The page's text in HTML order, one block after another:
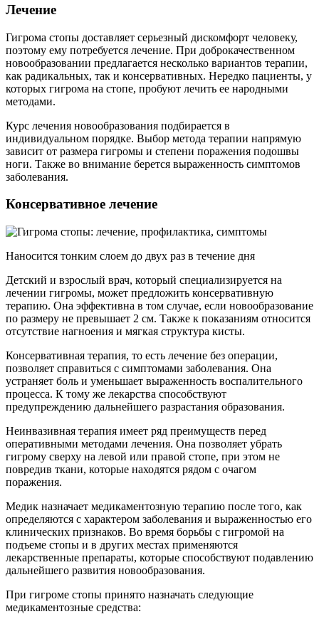
Лечение
Гигрома стопы доставляет серьезный дискомфорт человеку,
поэтому ему потребуется лечение. При доброкачественном
новообразовании предлагается несколько вариантов терапии,
как радикальных, так и консервативных. Нередко пациенты, у
которых гигрома на стопе, пробуют лечить ее народными
методами.
Курс лечения новообразования подбирается в
индивидуальном порядке. Выбор метода терапии напрямую
зависит от размера гигромы и степени поражения подошвы
ноги. Также во внимание берется выраженность симптомов
заболевания.
Консервативное лечение
Наносится тонким слоем до двух раз в течение дня
Детский и взрослый врач, который специализируется на
лечении гигромы, может предложить консервативную
терапию. Она эффективна в том случае, если новообразование
по размеру не превышает 2 см. Также к показаниям относится
отсутствие нагноения и мягкая структура кисты.
Консервативная терапия, то есть лечение без операции,
позволяет справиться с симптомами заболевания. Она
устраняет боль и уменьшает выраженность воспалительного
процесса. К тому же лекарства способствуют
предупреждению дальнейшего разрастания образования.
Неинвазивная терапия имеет ряд преимуществ перед
оперативными методами лечения. Она позволяет убрать
гигрому сверху на левой или правой стопе, при этом не
повредив ткани, которые находятся рядом с очагом
поражения.
Медик назначает медикаментозную терапию после того, как
определяются с характером заболевания и выраженностью его
клинических признаков. Во время борьбы с гигромой на
подъеме стопы и в других местах применяются
лекарственные препараты, которые способствуют подавлению
дальнейшего развития новообразования.
При гигроме стопы принято назначать следующие
медикаментозные средства: